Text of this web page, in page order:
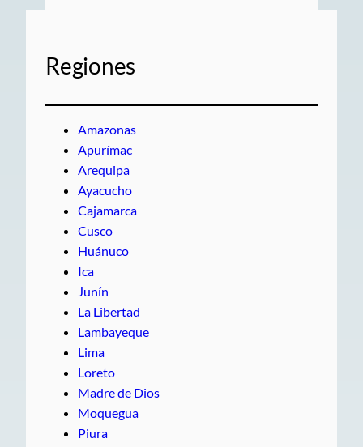
Regiones
Amazonas
Apurímac
Arequipa
Ayacucho
Cajamarca
Cusco
Huánuco
Ica
Junín
La Libertad
Lambayeque
Lima
Loreto
Madre de Dios
Moquegua
Piura